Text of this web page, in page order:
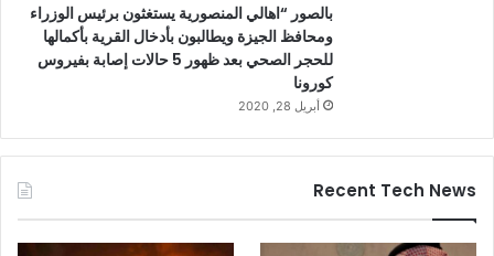
بالصور “اهالي المنصورية يستغثون برئيس الوزراء
ومحافظ الجيزة ويطالبون بأدخال القرية بأكمالها
للحجر الصحي بعد ظهور 5 حالات إصابة بفيروس
كورونا
أبريل 28, 2020
Recent Tech News